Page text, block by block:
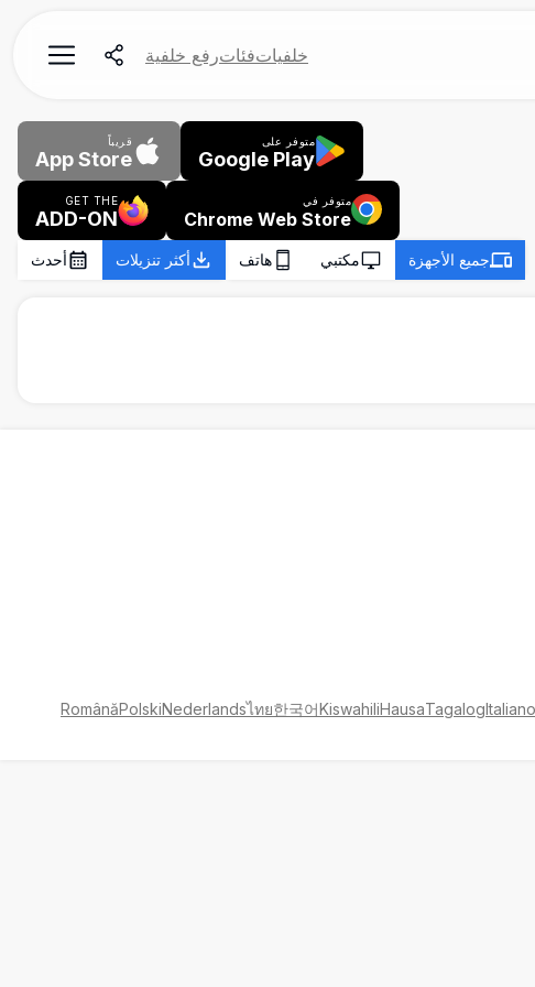
خلفياتفئاترفع خلفية
متوفر على
Google Play
قريباً
App Store
متوفر في
Chrome Web Store
GET THE
ADD-ON
جميع الأجهزة مكتبي هاتف أكثر تنزيلات أحدث
Italiano
Tagalog
Hausa
Kiswahili
한국어
ไทย
Nederlands
Polski
Română